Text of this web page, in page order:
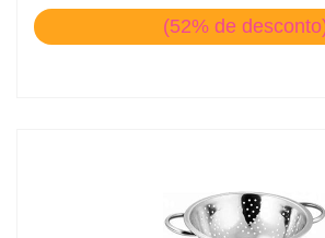
(52% de